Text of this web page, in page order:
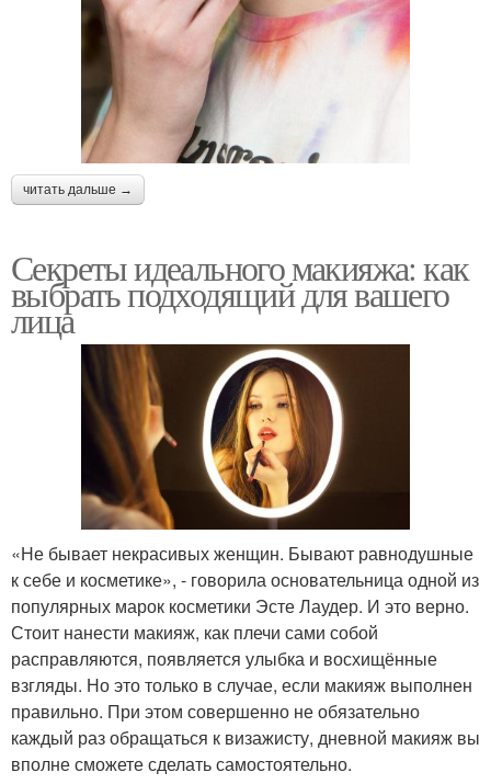
читать дальше →
Секреты идеального макияжа: как
выбрать подходящий для вашего
лица
«Не бывает некрасивых женщин. Бывают равнодушные
к себе и косметике», - говорила основательница одной из
популярных марок косметики Эсте Лаудер. И это верно.
Стоит нанести макияж, как плечи сами собой
расправляются, появляется улыбка и восхищённые
взгляды. Но это только в случае, если макияж выполнен
правильно. При этом совершенно не обязательно
каждый раз обращаться к визажисту, дневной макияж вы
вполне сможете сделать самостоятельно.